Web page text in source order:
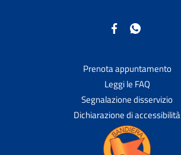
Prenota appuntamento
Leggi le FAQ
Segnalazione disservizio
Dichiarazione di accessibilità